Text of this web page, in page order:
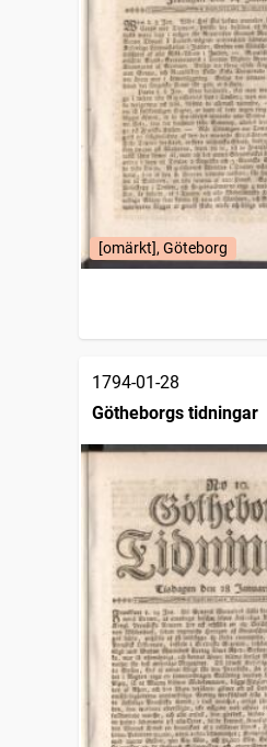
[omärkt], Göteborg
1794-01-28
Götheborgs tidningar